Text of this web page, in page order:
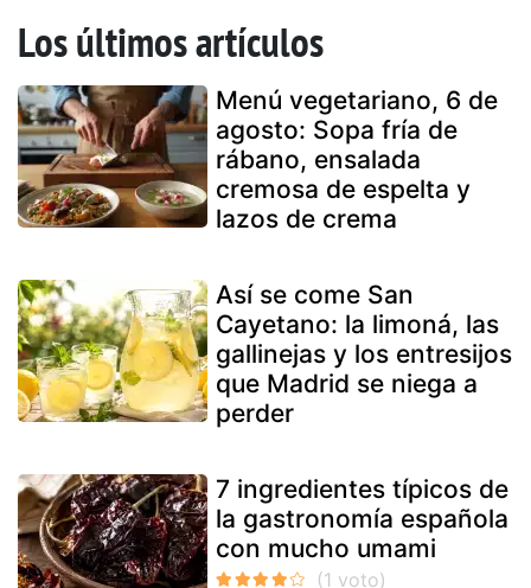
Los últimos artículos
Menú vegetariano, 6 de
agosto: Sopa fría de
rábano, ensalada
cremosa de espelta y
lazos de crema
Así se come San
Cayetano: la limoná, las
gallinejas y los entresijos
que Madrid se niega a
perder
7 ingredientes típicos de
la gastronomía española
con mucho umami